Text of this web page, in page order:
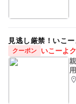
見逃し厳禁！いこ
クーポン
いこーよ